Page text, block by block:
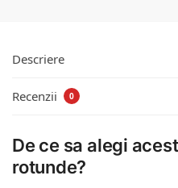
Descriere
Recenzii 0
De ce sa alegi
rotunde?